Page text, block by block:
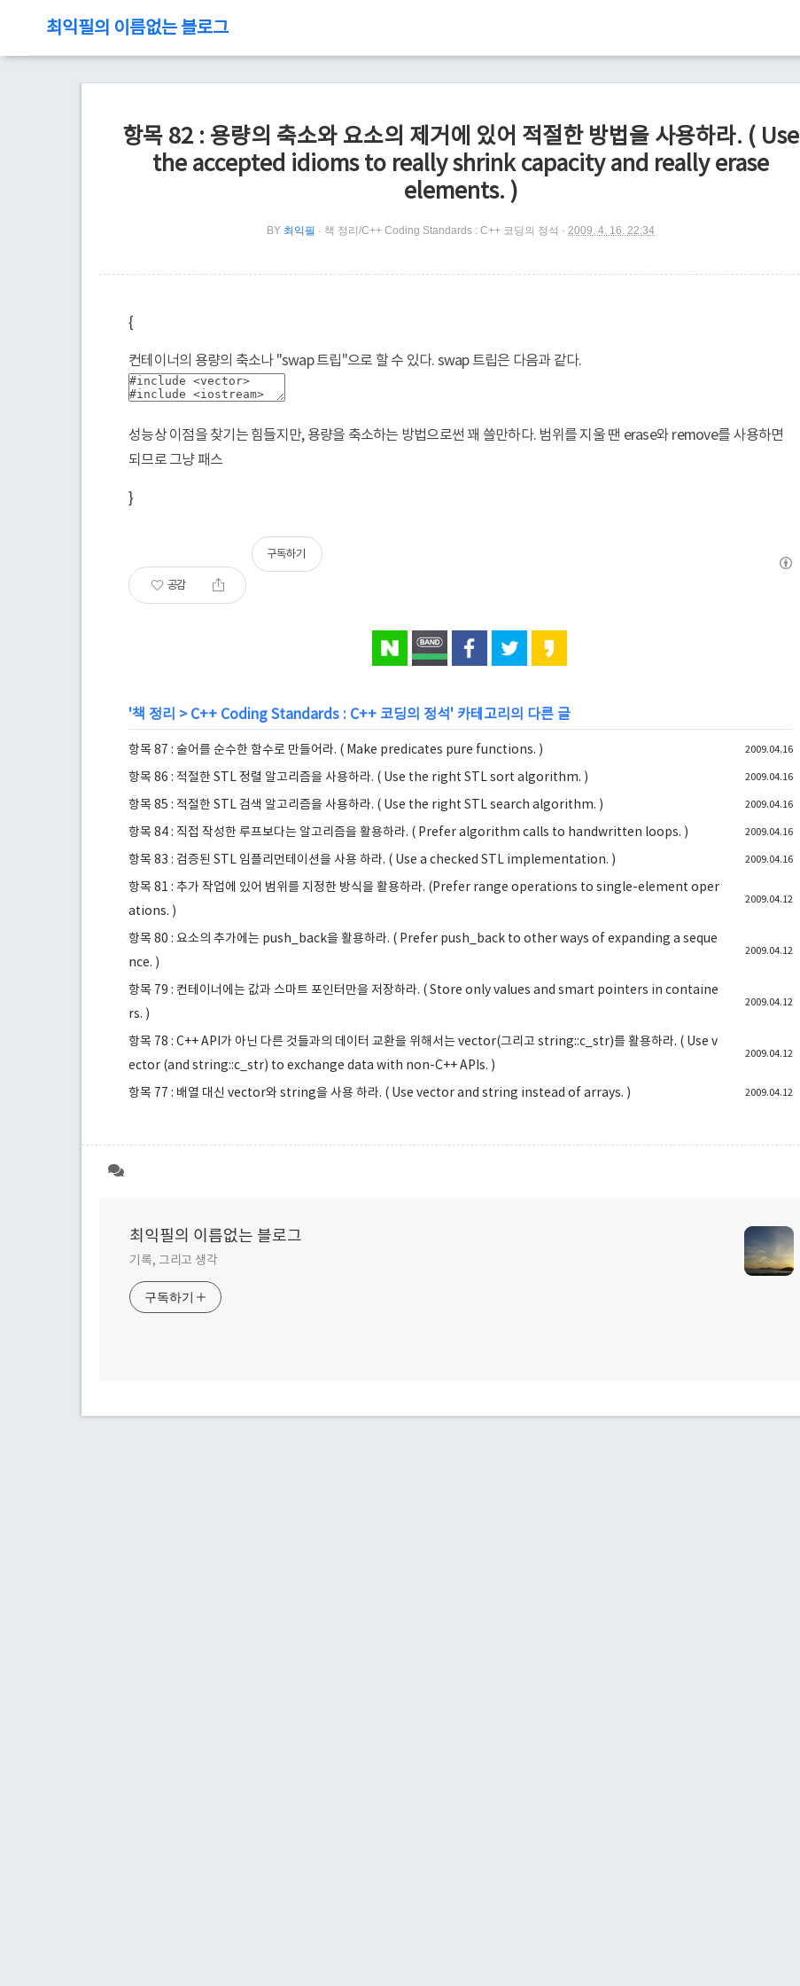
최익필의 이름없는 블로그
항목 82 : 용량의 축소와 요소의 제거에 있어 적절한 방법을 사용하라. ( Use
the accepted idioms to really shrink capacity and really erase
elements. )
BY 최익필 책 정리/C++ Coding Standards : C++ 코딩의 정석 2009. 4. 16. 22:34
{
컨테이너의 용량의 축소나 "swap 트립"으로 할 수 있다. swap 트립은 다음과 같다.
성능상 이점을 찾기는 힘들지만, 용량을 축소하는 방법으로썬 꽤 쓸만하다. 범위를 지울 땐 erase와 remove를 사용하면
되므로 그냥 패스
}
공감
구독하기
'책 정리 > C++ Coding Standards : C++ 코딩의 정석 ' 카테고리의 다른 글
항목 87 : 술어를 순수한 함수로 만들어라. ( Make predicates pure functions. ) 2009.04.16
항목 86 : 적절한 STL 정렬 알고리즘을 사용하라. ( Use the right STL sort algorithm. ) 2009.04.16
항목 85 : 적절한 STL 검색 알고리즘을 사용하라. ( Use the right STL search algorithm. ) 2009.04.16
항목 84 : 직접 작성한 루프보다는 알고리즘을 활용하라. ( Prefer algorithm calls to handwritten loops. ) 2009.04.16
항목 83 : 검증된 STL 임플리먼테이션을 사용 하라. ( Use a checked STL implementation. ) 2009.04.16
항목 81 : 추가 작업에 있어 범위를 지정한 방식을 활용하라. (Prefer range operations to single-element oper
ations. )
2009.04.12
항목 80 : 요소의 추가에는 push_back을 활용하라. ( Prefer push_back to other ways of expanding a seque
nce. )
2009.04.12
항목 79 : 컨테이너에는 값과 스마트 포인터만을 저장하라. ( Store only values and smart pointers in containe
rs. )
2009.04.12
항목 78 : C++ API가 아닌 다른 것들과의 데이터 교환을 위해서는 vector(그리고 string::c_str)를 활용하라. ( Use v
ector (and string::c_str) to exchange data with non-C++ APIs. )
2009.04.12
항목 77 : 배열 대신 vector와 string을 사용 하라. ( Use vector and string instead of arrays. ) 2009.04.12
최익필의 이름없는 블로그
기록, 그리고 생각
구독하기